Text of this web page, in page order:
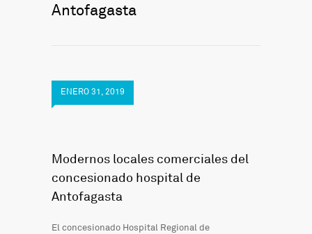
Antofagasta
ENERO 31, 2019
Modernos locales comerciales del
concesionado hospital de
Antofagasta
El concesionado Hospital Regional de